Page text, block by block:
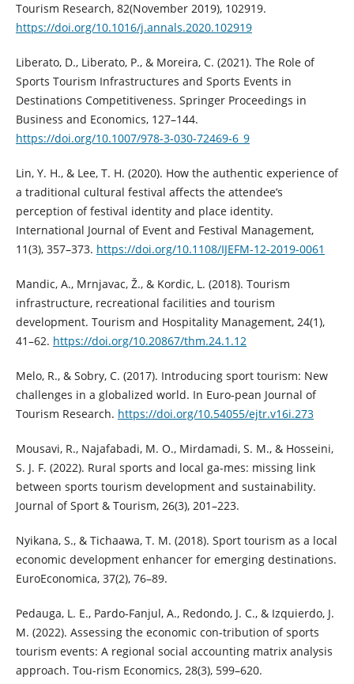
Tourism Research, 82(November 2019), 102919.
https://doi.org/10.1016/j.annals.2020.102919
Liberato, D., Liberato, P., & Moreira, C. (2021). The Role of
Sports Tourism Infrastructures and Sports Events in
Destinations Competitiveness. Springer Proceedings in
Business and Economics, 127–144.
https://doi.org/10.1007/978-3-030-72469-6_9
Lin, Y. H., & Lee, T. H. (2020). How the authentic experience of
a traditional cultural festival affects the attendee’s
perception of festival identity and place identity.
International Journal of Event and Festival Management,
11(3), 357–373. https://doi.org/10.1108/IJEFM-12-2019-0061
Mandic, A., Mrnjavac, Ž., & Kordic, L. (2018). Tourism
infrastructure, recreational facilities and tourism
development. Tourism and Hospitality Management, 24(1),
41–62. https://doi.org/10.20867/thm.24.1.12
Melo, R., & Sobry, C. (2017). Introducing sport tourism: New
challenges in a globalized world. In Euro-pean Journal of
Tourism Research. https://doi.org/10.54055/ejtr.v16i.273
Mousavi, R., Najafabadi, M. O., Mirdamadi, S. M., & Hosseini,
S. J. F. (2022). Rural sports and local ga-mes: missing link
between sports tourism development and sustainability.
Journal of Sport & Tourism, 26(3), 201–223.
Nyikana, S., & Tichaawa, T. M. (2018). Sport tourism as a local
economic development enhancer for emerging destinations.
EuroEconomica, 37(2), 76–89.
Pedauga, L. E., Pardo-Fanjul, A., Redondo, J. C., & Izquierdo, J.
M. (2022). Assessing the economic con-tribution of sports
tourism events: A regional social accounting matrix analysis
approach. Tou-rism Economics, 28(3), 599–620.